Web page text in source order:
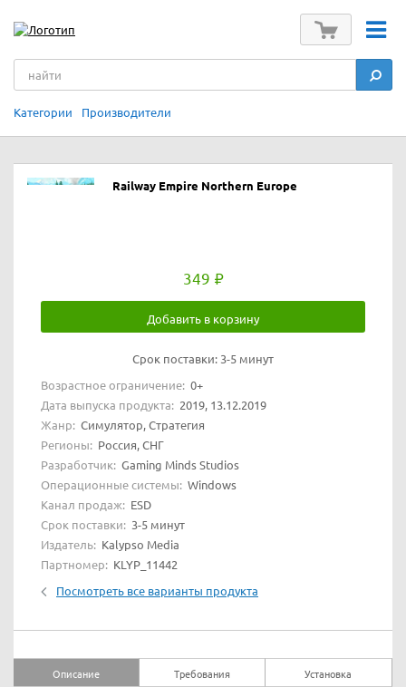
Категории Производители
Railway Empire Northern Europe
349
Добавить в корзину
Срок поставки: 3-5 минут
Возрастное ограничение: 0+
Дата выпуска продукта: 2019, 13.12.2019
Жанр: Симулятор, Стратегия
Регионы: Россия, СНГ
Разработчик: Gaming Minds Studios
Операционные системы: Windows
Канал продаж: ESD
Срок поставки: 3-5 минут
Издатель: Kalypso Media
Партномер: KLYP_11442
Посмотреть все варианты продукта
Описание Требования Установка